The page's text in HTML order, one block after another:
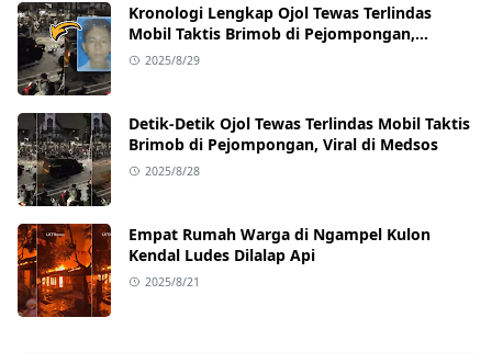
Kronologi Lengkap Ojol Tewas Terlindas
Mobil Taktis Brimob di Pejompongan,
Ternyata Sedang Antar Orderan
2025/8/29
Detik-Detik Ojol Tewas Terlindas Mobil Taktis
Brimob di Pejompongan, Viral di Medsos
2025/8/28
Empat Rumah Warga di Ngampel Kulon
Kendal Ludes Dilalap Api
2025/8/21